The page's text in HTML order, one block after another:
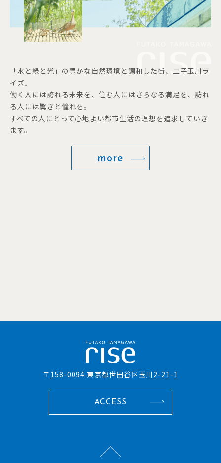
「水と緑と光」の豊かな自然環境と調和した街、二子玉川ラ
イズ。
働く人には誇れる未来を、住む人にはさらなる満足を、訪れ
る人には驚きと憧れを。
すべての人にとって心地よい都市生活の理想を追求していき
ます。
more
〒158-0094 東京都世田谷区玉川2-21-1
ACCESS